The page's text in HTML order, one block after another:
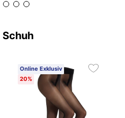
Schuh
Online Exklusiv
20%